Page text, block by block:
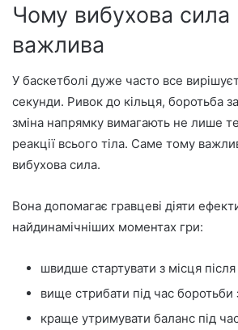
Чому вибухова сила
важлива
У баскетболі дуже часто все
секунди. Ривок до кільця, боротьба за
зміна напрямку вимагають не лише
реакції всього тіла. Саме тому
вибухова сила.
Вона допомагає гравцеві діяти
найдинамічніших моментах гри:
швидше стартувати з місця
вище стрибати під час боротьби
краще утримувати баланс під